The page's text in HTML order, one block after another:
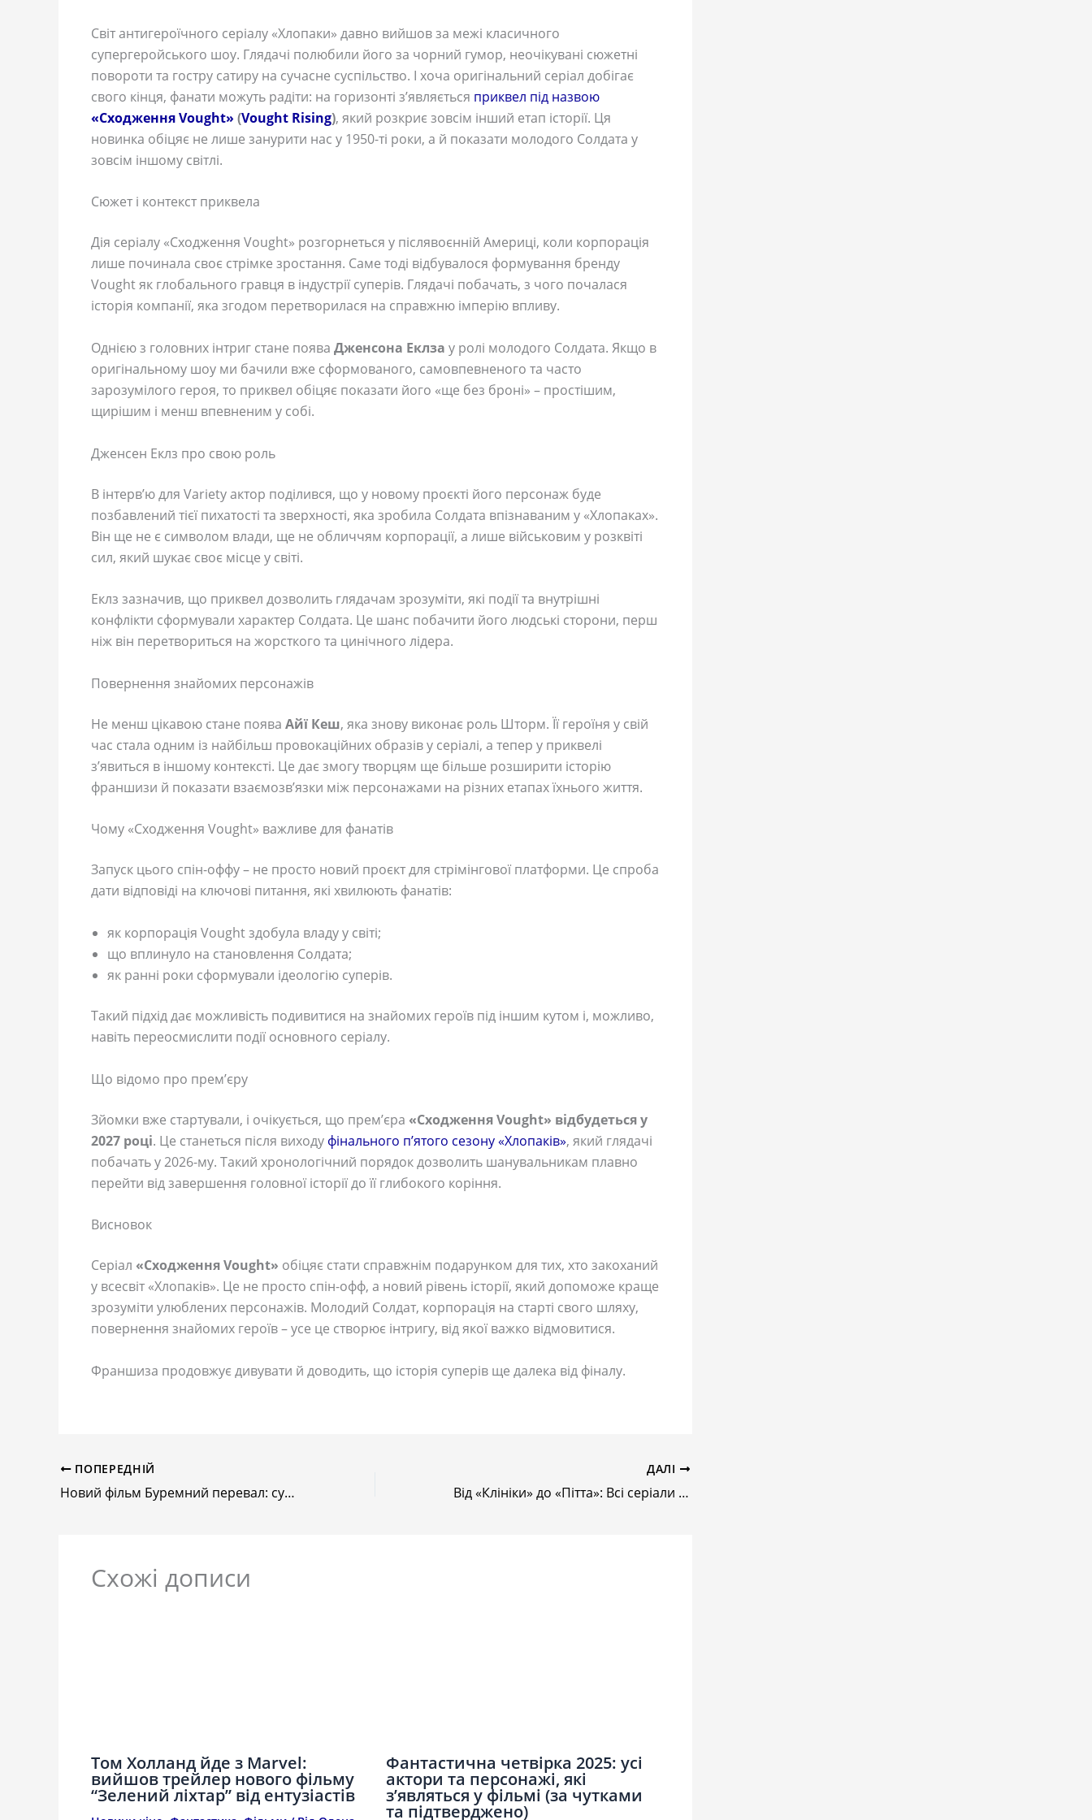
Світ антигероїчного серіалу «Хлопаки» давно вийшов за межі класичного
супергеройського шоу. Глядачі полюбили його за чорний гумор, неочікувані сюжетні
повороти та гостру сатиру на сучасне суспільство. І хоча оригінальний серіал добігає
свого кінця, фанати можуть радіти: на горизонті з’являється приквел під назвою
«Сходження Vought» (Vought Rising), який розкриє зовсім інший етап історії. Ця
новинка обіцяє не лише занурити нас у 1950-ті роки, а й показати молодого Солдата у
зовсім іншому світлі.
Сюжет і контекст приквела
Дія серіалу «Сходження Vought» розгорнеться у післявоєнній Америці, коли корпорація
лише починала своє стрімке зростання. Саме тоді відбувалося формування бренду
Vought як глобального гравця в індустрії суперів. Глядачі побачать, з чого почалася
історія компанії, яка згодом перетворилася на справжню імперію впливу.
Однією з головних інтриг стане поява Дженсона Еклза у ролі молодого Солдата. Якщо в
оригінальному шоу ми бачили вже сформованого, самовпевненого та часто
зарозумілого героя, то приквел обіцяє показати його «ще без броні» – простішим,
щирішим і менш впевненим у собі.
Дженсен Еклз про свою роль
В інтерв’ю для Variety актор поділився, що у новому проєкті його персонаж буде
позбавлений тієї пихатості та зверхності, яка зробила Солдата впізнаваним у «Хлопаках».
Він ще не є символом влади, ще не обличчям корпорації, а лише військовим у розквіті
сил, який шукає своє місце у світі.
Еклз зазначив, що приквел дозволить глядачам зрозуміти, які події та внутрішні
конфлікти сформували характер Солдата. Це шанс побачити його людські сторони, перш
ніж він перетвориться на жорсткого та цинічного лідера.
Повернення знайомих персонажів
Не менш цікавою стане поява Айї Кеш, яка знову виконає роль Шторм. Її героїня у свій
час стала одним із найбільш провокаційних образів у серіалі, а тепер у приквелі
з’явиться в іншому контексті. Це дає змогу творцям ще більше розширити історію
франшизи й показати взаємозв’язки між персонажами на різних етапах їхнього життя.
Чому «Сходження Vought» важливе для фанатів
Запуск цього спін-оффу – не просто новий проєкт для стрімінгової платформи. Це спроба
дати відповіді на ключові питання, які хвилюють фанатів:
як корпорація Vought здобула владу у світі;
що вплинуло на становлення Солдата;
як ранні роки сформували ідеологію суперів.
Такий підхід дає можливість подивитися на знайомих героїв під іншим кутом і, можливо,
навіть переосмислити події основного серіалу.
Що відомо про прем’єру
Зйомки вже стартували, і очікується, що прем’єра «Сходження Vought» відбудеться у
2027 році. Це станеться після виходу фінального п’ятого сезону «Хлопаків», який глядачі
побачать у 2026-му. Такий хронологічний порядок дозволить шанувальникам плавно
перейти від завершення головної історії до її глибокого коріння.
Висновок
Серіал «Сходження Vought» обіцяє стати справжнім подарунком для тих, хто закоханий
у всесвіт «Хлопаків». Це не просто спін-офф, а новий рівень історії, який допоможе краще
зрозуміти улюблених персонажів. Молодий Солдат, корпорація на старті свого шляху,
повернення знайомих героїв – усе це створює інтригу, від якої важко відмовитися.
Франшиза продовжує дивувати й доводить, що історія суперів ще далека від фіналу.
ПОПЕРЕДНІЙ
Новий фільм Буремний перевал: сучасна екранізація класики
ДАЛІ
Від «Клініки» до «Пітта»: Всі серіали про лікарів, що варто переглянути
Схожі дописи
Том Холланд йде з Marvel:
вийшов трейлер нового фільму
“Зелений ліхтар” від ентузіастів
Фантастична четвірка 2025: усі
актори та персонажі, які
з’являться у фільмі (за чутками
та підтверджено)